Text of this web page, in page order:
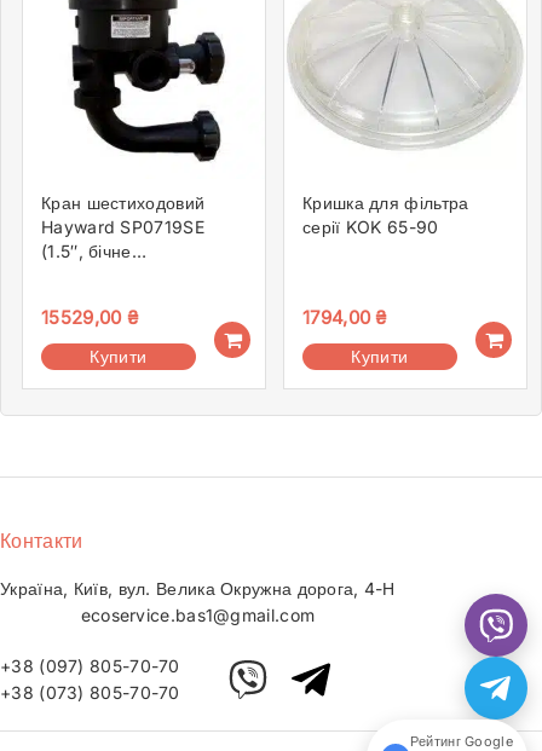
Кран шестиходовий
Hayward SP0719SE
(1.5″, бічне
15529,00 ₴
Купити
Кришка для фільтра
серії KOK 65-90
1794,00₴
Купити
Контакти
Україна, Київ, вул. Велика Окружна дорога, 4-Н
ecoservice.bas1@gmail.com
+38 (097) 805-70-70
+38 (073) 805-70-70
Рейтинг Google